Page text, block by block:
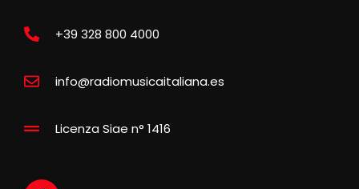
+39 328 800 4000
info@radiomusicaitaliana.es
Licenza Siae n° 1416